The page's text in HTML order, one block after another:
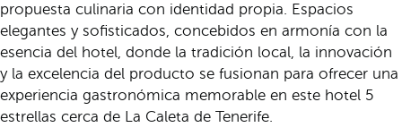
propuesta culinaria con identidad propia. Espacios
elegantes y sofisticados, concebidos en armonía con la
esencia del hotel, donde la tradición local, la innovación
y la excelencia del producto se fusionan para ofrecer una
experiencia gastronómica memorable en este hotel 5
estrellas cerca de La Caleta de Tenerife.